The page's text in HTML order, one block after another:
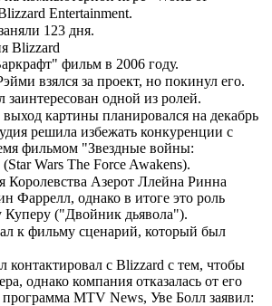
Entertainment.
123 дня.
Blizzard
фильм в 2006 году.
взялся за проект, но покинул его.
одной из ролей.
картины планировался на декабрь
решила избежать конкуренции с
фильмом "Звездные войны:
Wars The Force Awakens).
Королевства Азерот Ллейна Ринна
Фаррелл, однако в итоге это роль
Куперу ("Двойник дьявола").
к фильму сценарий, который был
контактировал с Blizzard с тем, чтобы
однако компания отказалась от его
MTV News, Уве Болл заявил: